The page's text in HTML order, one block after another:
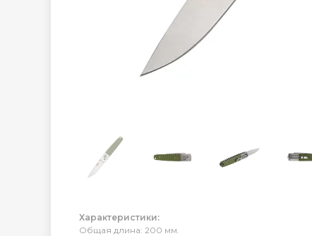
Характеристики:
Общая длина: 200 мм.